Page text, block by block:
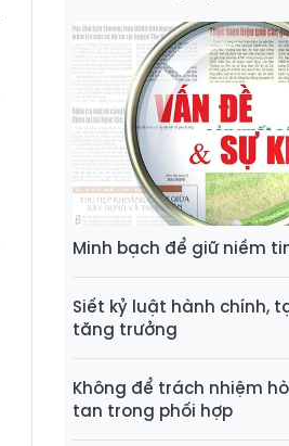
Minh bạch để giữ niềm
Siết kỷ luật hành chính,
tăng trưởng
Không để trách nhiệm
tan trong phối hợp